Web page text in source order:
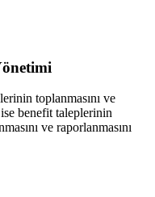
toplanmasını ve
benefit taleplerinin
ve raporlanmasını